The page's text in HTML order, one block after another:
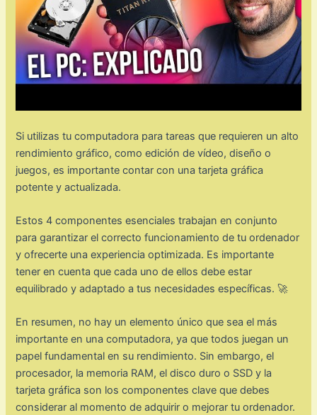
Si utilizas tu computadora para tareas que requieren un alto
rendimiento gráfico, como edición de vídeo, diseño o
juegos, es importante contar con una tarjeta gráfica
potente y actualizada.
Estos 4 componentes esenciales trabajan en conjunto
para garantizar el correcto funcionamiento de tu ordenador
y ofrecerte una experiencia optimizada. Es importante
tener en cuenta que cada uno de ellos debe estar
equilibrado y adaptado a tus necesidades específicas. 🚀
En resumen, no hay un elemento único que sea el más
importante en una computadora, ya que todos juegan un
papel fundamental en su rendimiento. Sin embargo, el
procesador, la memoria RAM, el disco duro o SSD y la
tarjeta gráfica son los componentes clave que debes
considerar al momento de adquirir o mejorar tu ordenador.